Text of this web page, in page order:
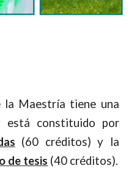
la Maestría tiene una
está constituido por
(60 créditos) y la
de tesis (40 créditos).